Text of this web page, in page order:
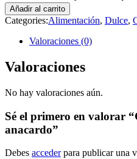
Añadir al carrito
Categories:Alimentación, Dulce,
Valoraciones (0)
Valoraciones
No hay valoraciones aún.
Sé el primero en valorar
anacardo”
Debes accederpara publicar una